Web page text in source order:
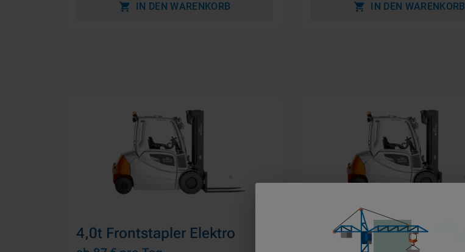
IN DEN WARENKORB IN DEN WARENKORB
4,0t Frontstapler Elektro 4,5t Frontstapler Elektro